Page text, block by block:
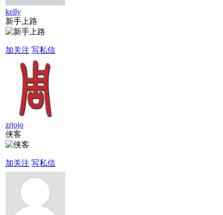
kelly
新手上路
加关注 写私信
zrjojo
侠客
加关注 写私信